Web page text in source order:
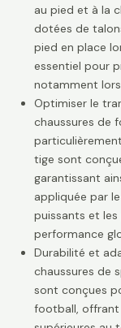
au pied et à la
dotées de
pied en place
essentiel pour
notamment
Optimiser le
chaussures de
tige sont
garantissant
appliquée par
puissants et les
performance
Durabilité et
chaussures de
sont conçues
football, offrant